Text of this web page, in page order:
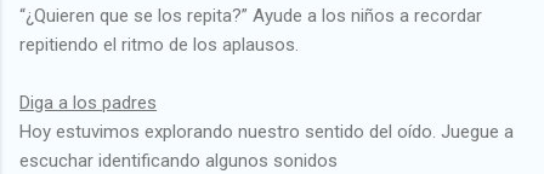
“¿Quieren que se los repita?” Ayude a los niños a recordar
repitiendo el ritmo de los aplausos.
Diga a los padres
Hoy estuvimos explorando nuestro sentido del oído. Juegue a
escuchar identificando algunos sonidos